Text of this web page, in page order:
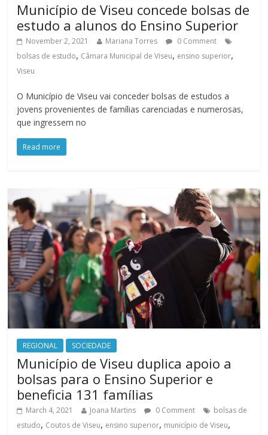
Município de Viseu concede bolsas de
estudo a alunos do Ensino Superior
November 2, 2021 Mariana Torres
0 Comment
bolsas de estudo, Câmara Municipal de Viseu, ensino superior,
Viseu
O Município de Viseu vai conceder bolsas de estudos a
jovens provenientes de famílias carenciadas e numerosas,
que ingressem no
Read more
REGIONAL SOCIEDADE
Município de Viseu duplica apoio a
bolsas para o Ensino Superior e
beneficia 131 famílias
March 4, 2021 Joana Martins 0 Comment
bolsas de
estudo, Coutos de Viseu, ensino superior, município de Viseu,